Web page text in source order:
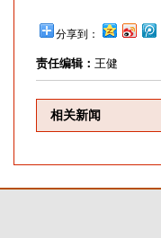
分享到：
责任编辑： 王健
相关新闻